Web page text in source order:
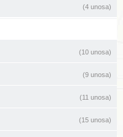
(4 unosa)
(10 unosa)
(9 unosa)
(11 unosa)
(15 unosa)